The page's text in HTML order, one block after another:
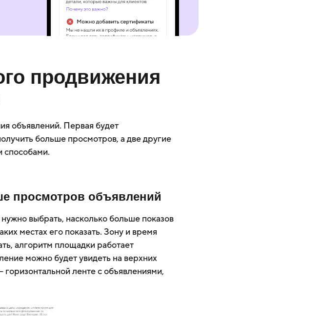
продвижения
объявлений. Первая будет
больше просмотров, а две другие
способами.
просмотров объявлений
выбрать, насколько больше показов
местах его показать. Зону и время
алгоритм площадки работает
можно будет увидеть на верхних
ленте с объявлениями,